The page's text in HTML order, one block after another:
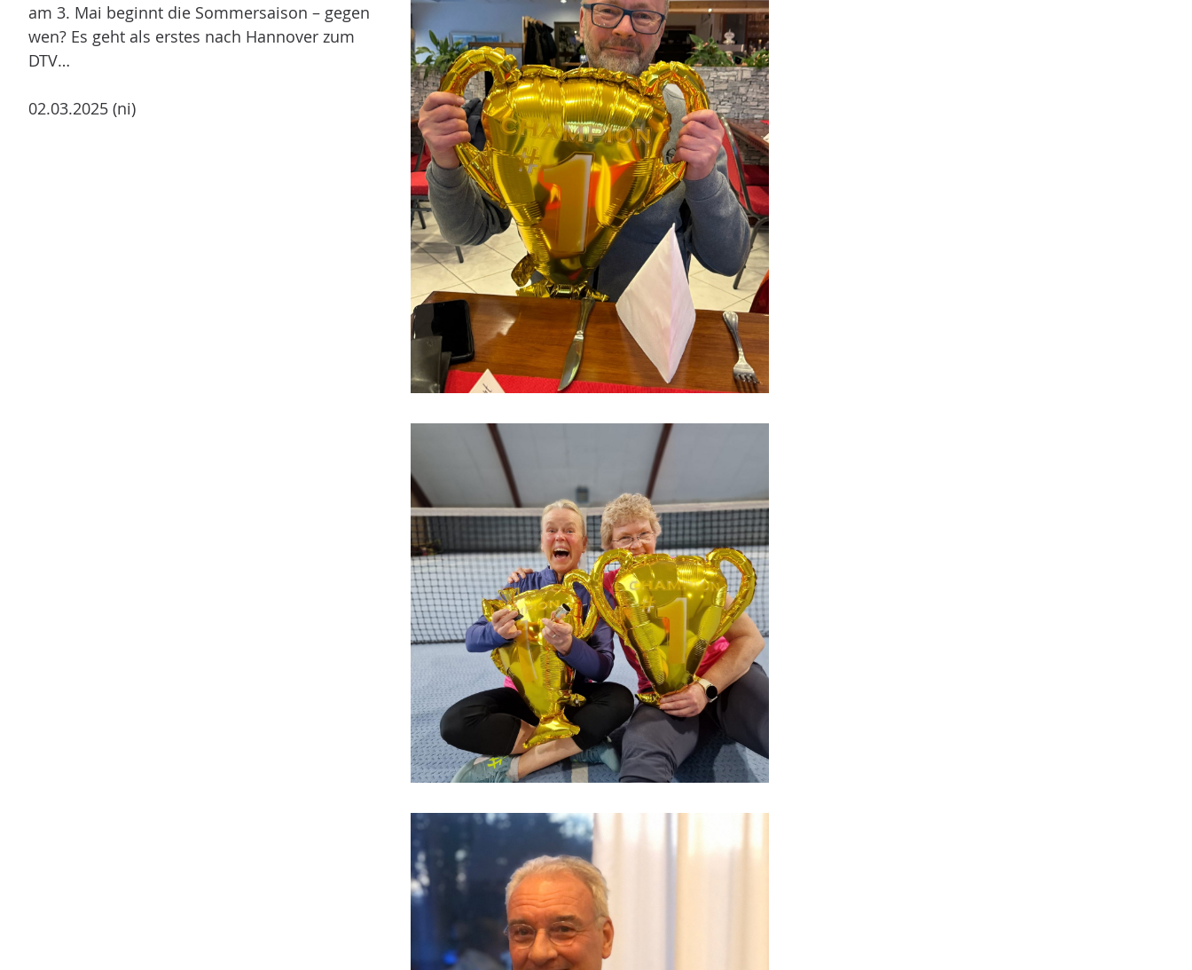
am 3. Mai beginnt die Sommersaison – gegen
wen? Es geht als erstes nach Hannover zum
DTV…
02.03.2025 (ni)